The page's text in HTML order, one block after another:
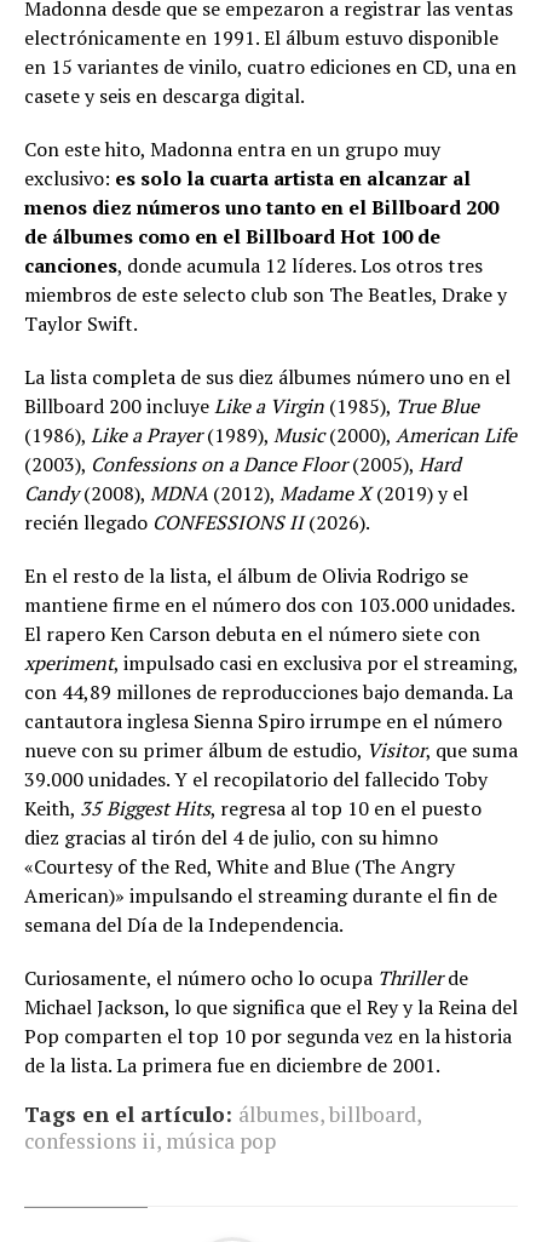
Madonna desde que se empezaron a registrar las ventas
electrónicamente en 1991. El álbum estuvo disponible
en 15 variantes de vinilo, cuatro ediciones en CD, una en
casete y seis en descarga digital.
Con este hito, Madonna entra en un grupo muy
exclusivo: es solo la cuarta artista en alcanzar al
menos diez números uno tanto en el Billboard 200
de álbumes como en el Billboard Hot 100 de
canciones, donde acumula 12 líderes. Los otros tres
miembros de este selecto club son The Beatles, Drake y
Taylor Swift.
La lista completa de sus diez álbumes número uno en el
Billboard 200 incluyeLike a Virgin (1985), True Blue
(1986), Like a Prayer(1989), Music(2000), American Life
(2003), Confessions on a Dance Floor(2005), Hard
Candy(2008), MDNA (2012), Madame X(2019) y el
recién llegado CONFESSIONS II(2026).
En el resto de la lista, el álbum de Olivia Rodrigo se
mantiene firme en el número dos con 103.000 unidades.
El rapero Ken Carson debuta en el número siete con
xperiment, impulsado casi en exclusiva por el streaming,
con 44,89 millones de reproducciones bajo demanda. La
cantautora inglesa Sienna Spiro irrumpe en el número
nueve con su primer álbum de estudio, Visitor, que suma
39.000 unidades. Y el recopilatorio del fallecido Toby
Keith, 35 Biggest Hits, regresa al top 10 en el puesto
diez gracias al tirón del 4 de julio, con su himno
«Courtesy of the Red, White and Blue (The Angry
American)» impulsando el streaming durante el fin de
semana del Día de la Independencia.
Curiosamente, el número ocho lo ocupa Thrillerde
Michael Jackson, lo que significa que el Rey y la Reina del
Pop comparten el top 10 por segunda vez en la historia
de la lista. La primera fue en diciembre de 2001.
Tags en el artículo: álbumes,billboard,
confessions ii, música pop